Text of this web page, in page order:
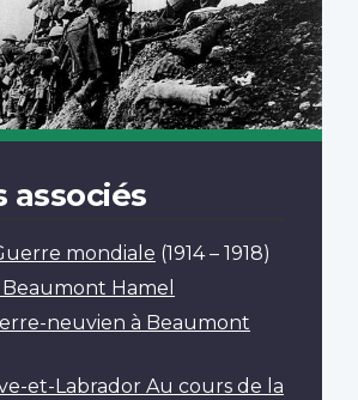
associés
mondiale (1914 – 1918)
Hamel
neuvien à Beaumont
et-Labrador Au cours de la